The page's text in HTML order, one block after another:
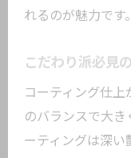
れるのが魅力です。
こだわり派必見
コーティング仕
のバランスで大き
ーティングは深い